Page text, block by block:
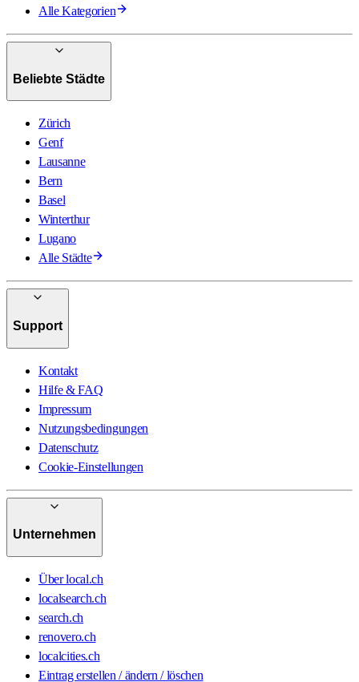
Alle Kategorien
Beliebte Städte
Zürich
Genf
Lausanne
Bern
Basel
Winterthur
Lugano
Alle Städte
Support
Kontakt
Hilfe & FAQ
Impressum
Nutzungsbedingungen
Datenschutz
Cookie-Einstellungen
Unternehmen
Über local.ch
localsearch.ch
search.ch
renovero.ch
localcities.ch
Eintrag erstellen / ändern / löschen